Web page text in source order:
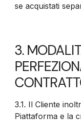
se acquistati
3.
3.1. Il Cliente
Piattaforma e la